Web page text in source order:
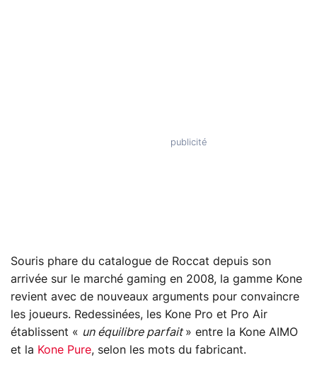
Souris phare du catalogue de Roccat depuis son
arrivée sur le marché gaming en 2008, la gamme Kone
revient avec de nouveaux arguments pour convaincre
les joueurs. Redessinées, les Kone Pro et Pro Air
établissent « un équilibre parfait » entre la Kone AIMO
et la Kone Pure, selon les mots du fabricant.